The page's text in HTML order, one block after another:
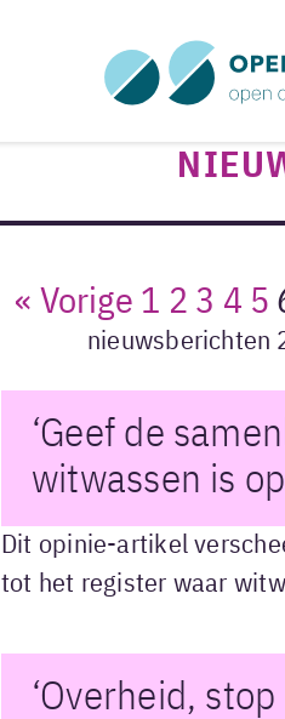
« Vorige 1 2 3 4 5
nieuwsberichten
‘Geef de
witwassen is
Dit opinie-artikel
tot het register waar
‘Overheid,